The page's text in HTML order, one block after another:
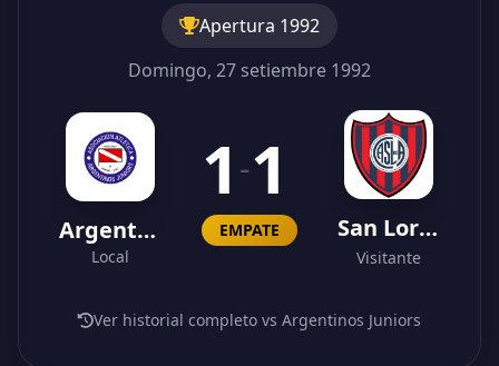
Apertura 1992
Domingo, 27 setiembre 1992
Argentinos Juniors
Local
1 -1
EMPATE San Lorenzo
Visitante
Ver historial completo vs Argentinos Juniors